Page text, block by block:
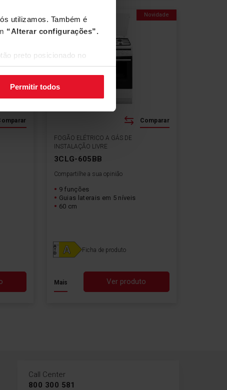
utilizamos. Também é
“Alterar configurações”.
preto posicionado no
Permitir todos
FOGÃO ELÉTRICO A GÁS DE
INSTALAÇÃO LIVRE
3CLG-605BB
Ver produto
Mais
Compartilhe a sua opinião
9 funções
Guias laterais em 5 níveis
60 cm
Ficha de produto
Comparar
Novidade
Call Center
800 300 581